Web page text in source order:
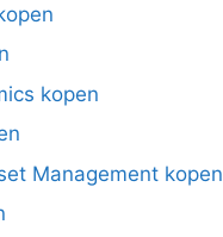
kopen
Management kopen